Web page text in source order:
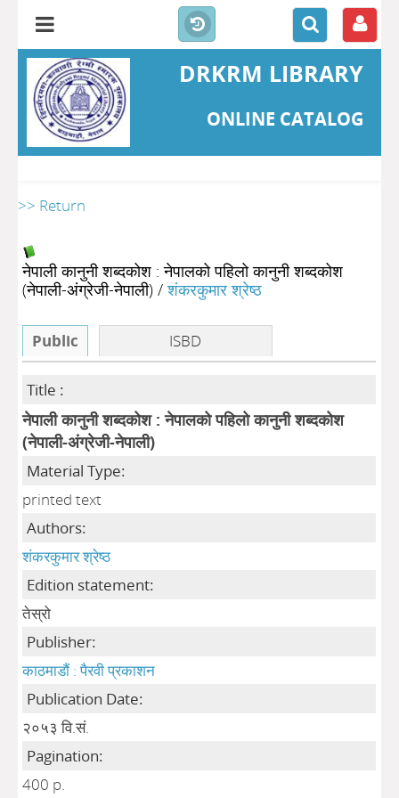
DRKRM LIBRARY
ONLINE CATALOG
>> Return
नेपाली कानुनी शब्दकोश : नेपालको पहिलो कानुनी शब्दकोश
(नेपाली-अंग्रेजी-नेपाली) /शंकरकुमार श्रेष्ठ
Public ISBD
Title :
नेपाली कानुनी शब्दकोश : नेपालको पहिलो कानुनी शब्दकोश
(नेपाली-अंग्रेजी-नेपाली)
Material Type:
printed text
Authors:
शंकरकुमार श्रेष्ठ
Edition statement:
तेस्रो
Publisher:
काठमाडौं : पैरवी प्रकाशन
Publication Date:
२०५३ वि.सं.
Pagination:
400 p.